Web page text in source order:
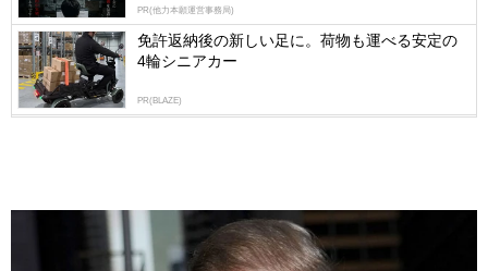
PR(他力本願運営事務局)
免許返納後の新しい足に。荷物も運べる安定の
4輪シニアカー
PR(BLAZE)